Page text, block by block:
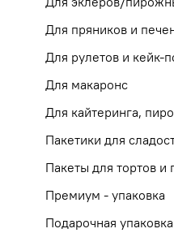
Для пряников и
Для рулетов и кейк-
Для макаронс
Для кайтеринга,
Пакетики для
Пакеты для тортов и
Премиум - упаковка
Подарочная упаковка